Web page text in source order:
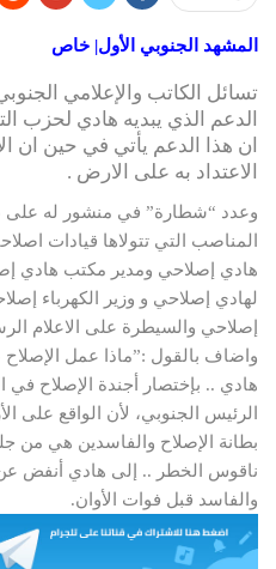
المشهد الجنوبي الأول| خاص
تسائل الكاتب والإعلامي
الدعم الذي يبديه هادي لحزب
ان هذا الدعم يأتي في حين ان
الاعتداد به على الارض .
وعدد “شطارة” في منشور له على
المناصب التي تتولاها قيادات
هادي إصلاحي ومدير مكتب هادي
لهادي إصلاحي و وزير الكهرباء
إصلاحي والسيطرة على الاعلام
واضاف بالقول :”ماذا عمل
هادي .. بإختصار أجندة الإصلاح في
الرئيس الجنوبي، لأن الواقع على
بطانة الإصلاح والفاسدين هي من
ناقوس الخطر .. إلى هادي أنفض
والفاسد قبل فوات الأوان.